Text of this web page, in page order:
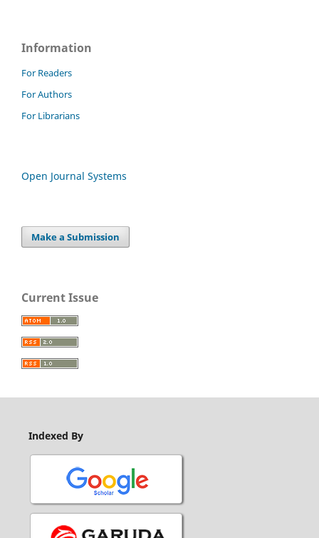
Information
For Readers
For Authors
For Librarians
Open Journal Systems
Make a Submission
Current Issue
Indexed By